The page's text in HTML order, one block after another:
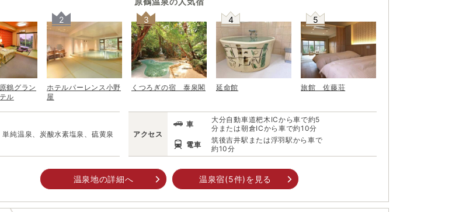
が情緒ある風景を描き出す。屋形船に乗って鑑賞できる。
鶴グラン
ル
2
ホテルパーレンス小野
屋
3
くつろぎの宿 泰泉閣
4
延命館
5
旅館 佐藤荘
単純温泉、炭酸水素塩泉、硫黄泉 アクセス
車
大分自動車道杷木ICから車で約5
分または朝倉ICから車で約10分
電車
筑後吉井駅または浮羽駅から車で
約10分
温泉地の詳細へ 温泉宿(5件)を見る